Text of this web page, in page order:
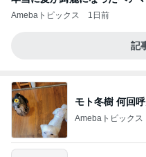
糖の摂りすぎ
友人とパンとブ
Amebaトピックス